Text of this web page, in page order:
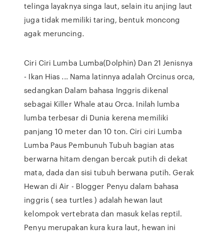
telinga layaknya singa laut, selain itu anjing laut
juga tidak memiliki taring, bentuk moncong
agak meruncing.
Ciri Ciri Lumba Lumba(Dolphin) Dan 21 Jenisnya
- Ikan Hias ... Nama latinnya adalah Orcinus orca,
sedangkan Dalam bahasa Inggris dikenal
sebagai Killer Whale atau Orca. Inilah lumba
lumba terbesar di Dunia kerena memiliki
panjang 10 meter dan 10 ton. Ciri ciri Lumba
Lumba Paus Pembunuh Tubuh bagian atas
berwarna hitam dengan bercak putih di dekat
mata, dada dan sisi tubuh berwana putih. Gerak
Hewan di Air - Blogger Penyu dalam bahasa
inggris ( sea turtles ) adalah hewan laut
kelompok vertebrata dan masuk kelas reptil.
Penyu merupakan kura kura laut, hewan ini